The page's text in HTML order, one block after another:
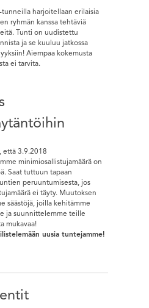
tunneilla harjoitellaan erilaisia
ryhmän kanssa tehtäviä
Tunti on uudistettu
ja se kuuluu jatkossa
Aiempaa kokemusta
ei tarvita.
että 3.9.2018
minimiosallistujamäärä on
Saat tuttuun tapaan
peruuntumisesta, jos
ei täyty. Muutoksen
säästöjä, joilla kehitämme
ja suunnittelemme teille
mukavaa!
uusia tuntejamme!